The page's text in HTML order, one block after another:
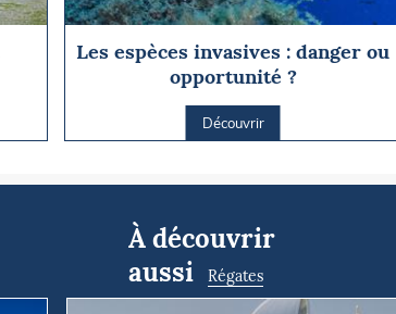
Les espèces invasives : danger ou
opportunité ?
Découvrir
À découvrir
aussi
Régates